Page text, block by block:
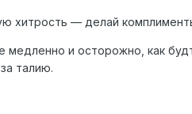
хитрость — делай
медленно и осторожно, как
талию.